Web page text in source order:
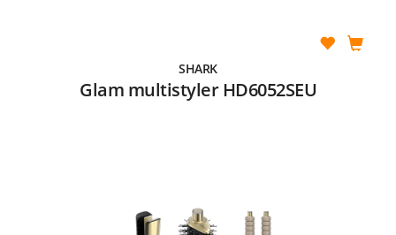
SHARK
Glam multistyler HD6052SEU